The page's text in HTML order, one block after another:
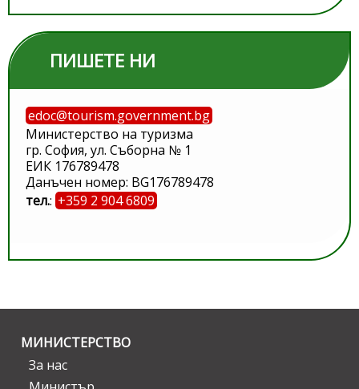
ПИШЕТЕ НИ
edoc@tourism.government.bg
Министерство на туризма
гр. София, ул. Съборна № 1
ЕИК 176789478
Данъчен номер: BG176789478
тел.: +359 2 904 6809
МИНИСТЕРСТВО
За нас